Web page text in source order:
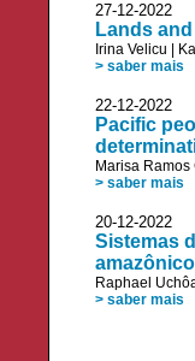
27-12-
Lands
Irina Velicu
> saber mais
22-12-
Pacific
Marisa
> saber mais
20-12-
Sistemas
amazônico
Raphael
> saber mais